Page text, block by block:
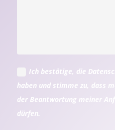
Ich bestätige, die
haben und stimme zu, dass
der Beantwortung meiner
dürfen.